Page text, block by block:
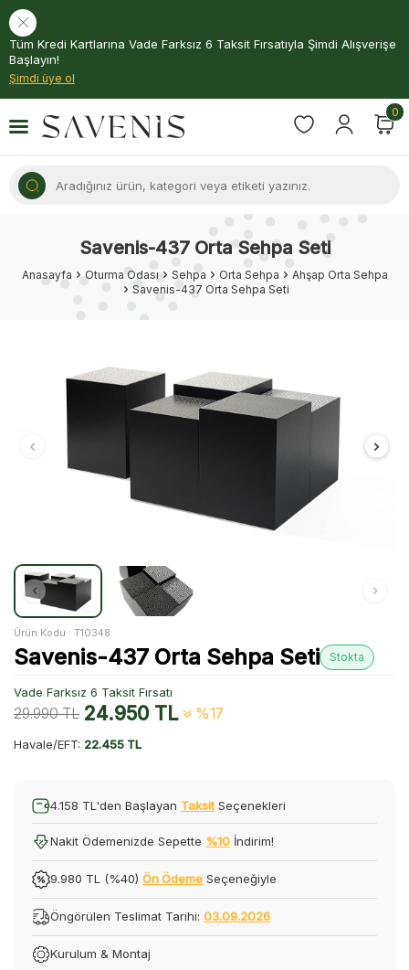
Tüm Kredi Kartlarına Vade Farksız 6 Taksit Fırsatıyla Şimdi Alışverişe
Başlayın!
Şimdi üye ol
0
Savenis-437 Orta Sehpa Seti
Anasayfa Oturma Odası Sehpa Orta Sehpa
Ahşap Orta Sehpa
Savenis-437 Orta Sehpa Seti
Ürün Kodu : T10348
Savenis-437 Orta Sehpa Seti Stokta
Vade Farksız 6 Taksit Fırsatı
29.990TL 24.950TL %17
Havale/EFT: 22.455 TL
4.158 TL'den Başlayan Taksit Seçenekleri
Nakit Ödemenizde Sepette %10 İndirim!
9.980 TL (%40) Ön Ödeme Seçeneğiyle
Öngörülen Teslimat Tarihi: 03.09.2026
Kurulum & Montaj